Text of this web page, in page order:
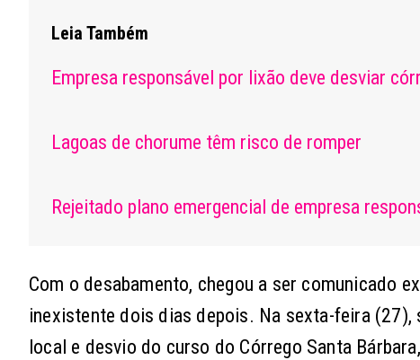
Leia Também
Empresa responsável por lixão deve desviar
Lagoas de chorume têm risco de romper
Rejeitado plano emergencial de empresa
Com o desabamento, chegou a ser comunicado
inexistente dois dias depois. Na sexta-feira
local e desvio do curso do Córrego Santa